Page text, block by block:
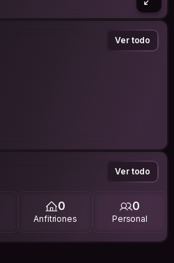
Ver todo
Ver todo
0
Anfitriones
0
Personal